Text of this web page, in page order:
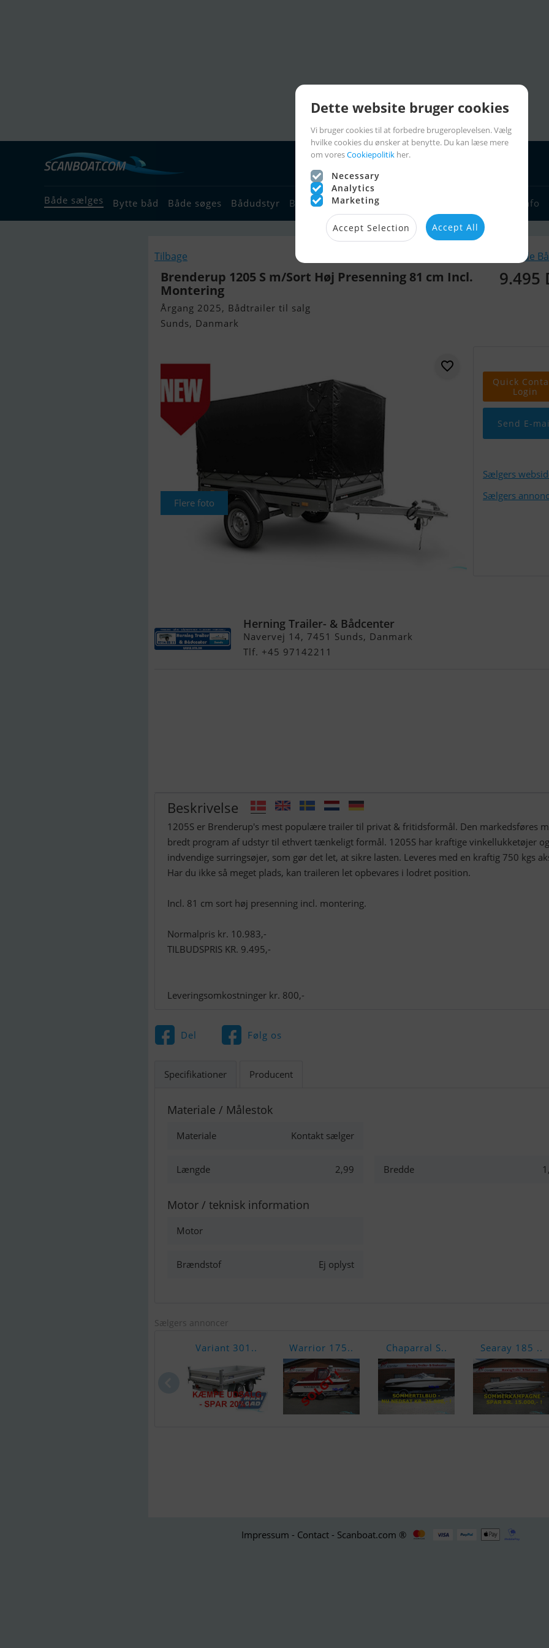
Både sælges Bytte båd Både søges Bådudstyr Bådforhandlere Sejlerlinks Sejlerinfo
Tilbage Lignende
Brenderup 1205 S m/Sort Høj Presenning 81 cm Incl.
Montering
Årgang 2025, Bådtrailer til salg
Sunds, Danmark
9.495
Flere foto
Quick
Login
Send E-
Sælgers
Sælgers
Herning Trailer- & Bådcenter
Navervej 14, 7451 Sunds, Danmark
Tlf. +45 97142211
Beskrivelse
1205S er Brenderup's mest populære trailer til privat & fritidsformål. Den markedsføres
bredt program af udstyr til ethvert tænkeligt formål. 1205S har kraftige vinkellukketøjer
indvendige surringsøjer, som gør det let, at sikre lasten. Leveres med en kraftig 750 kgs
Har du ikke så meget plads, kan traileren let opbevares i lodret position.
Incl. 81 cm sort høj presenning incl. montering.
Normalpris kr. 10.983,-
TILBUDSPRIS KR. 9.495,-
Leveringsomkostninger kr. 800,-
Del Følg os
Specifikationer Producent
Materiale / Målestok
Materiale Kontakt sælger
Længde 2,99 Bredde
Motor / teknisk information
Motor
Brændstof Ej oplyst
Sælgers annoncer
Variant 301.. Warrior 175.. Chaparral S.. Searay 185 ..
Impressum - Contact - Scanboat.com ®
Dette website bruger cookies
Vi bruger cookies til at forbedre brugeroplevelsen. Vælg
hvilke cookies du ønsker at benytte. Du kan læse mere
om voresCookiepolitik her.
Necessary
Analytics
Marketing
Accept Selection Accept All